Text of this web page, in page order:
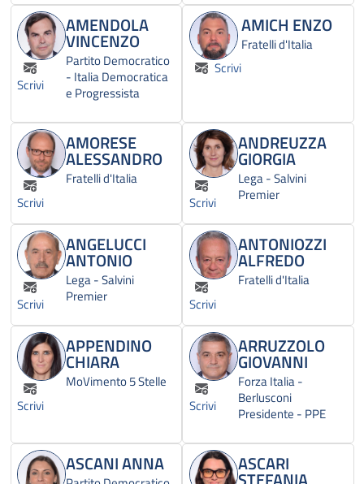
Scrivi
AMENDOLA
VINCENZO
Partito Democratico
- Italia Democratica
e Progressista
Scrivi
AMICH ENZO
Fratelli d'Italia
Scrivi
AMORESE
ALESSANDRO
Fratelli d'Italia
Scrivi
ANDREUZZA
GIORGIA
Lega - Salvini
Premier
Scrivi
ANGELUCCI
ANTONIO
Lega - Salvini
Premier
Scrivi
ANTONIOZZI
ALFREDO
Fratelli d'Italia
Scrivi
APPENDINO
CHIARA
MoVimento 5 Stelle
Scrivi
ARRUZZOLO
GIOVANNI
Forza Italia -
Berlusconi
Presidente - PPE
ASCANI ANNA ASCARI